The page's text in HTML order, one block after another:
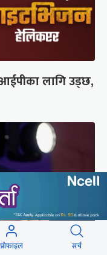
लागि उड्छ,
प्रोफाइल सर्च